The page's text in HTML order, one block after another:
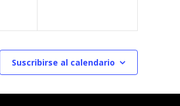
Suscribirse al calendario